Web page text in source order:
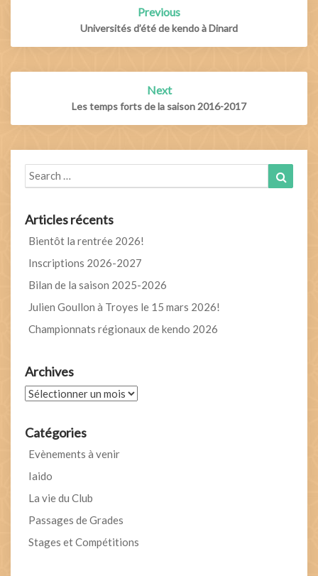
Previous
Universités d’été de kendo à Dinard
Next
Les temps forts de la saison 2016-2017
Search
for:
Articles récents
Bientôt la rentrée 2026!
Inscriptions 2026-2027
Bilan de la saison 2025-2026
Julien Goullon à Troyes le 15 mars 2026!
Championnats régionaux de kendo 2026
Archives
Archives
Catégories
Evènements à venir
Iaido
La vie du Club
Passages de Grades
Stages et Compétitions